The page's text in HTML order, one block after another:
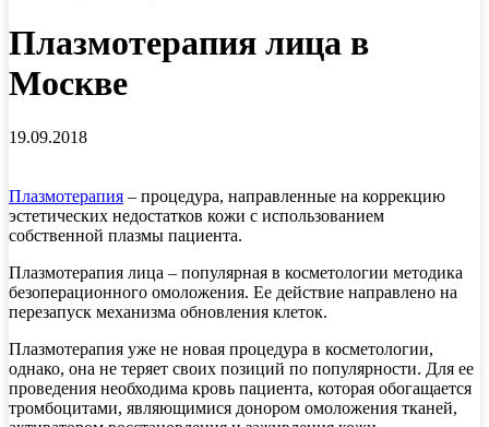
Плазмотерапия лица в
Москве
19.09.2018
Плазмотерапия – процедура, направленные на коррекцию
эстетических недостатков кожи с использованием
собственной плазмы пациента.
Плазмотерапия лица – популярная в косметологии методика
безоперационного омоложения. Ее действие направлено на
перезапуск механизма обновления клеток.
Плазмотерапия уже не новая процедура в косметологии,
однако, она не теряет своих позиций по популярности. Для ее
проведения необходима кровь пациента, которая обогащается
тромбоцитами, являющимися донором омоложения тканей,